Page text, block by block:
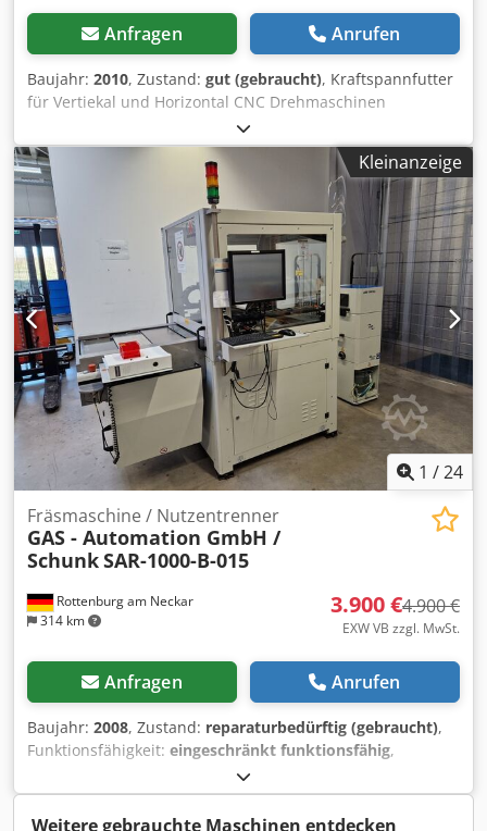
Anfragen Anrufen
Baujahr: 2010, Zustand: gut (gebraucht), Kraftspannfutter
für Vertiekal und Horizontal CNC Drehmaschinen
Fabr.SCHUNK Type:ROTA NCO260 Bj.2010 Durchmesser
260 mm mit Zwischenflansch Durchmesser 220 mm
Spindelnase im Flasch DIN 55028 / A6 Gewinde im
Zugstange M24 N max: 4500 U/min Im Gutem Zustand.
2.Stück Vorhanden Preis ist für 1.Stück . Dkodpoikzy Defx
Agfer
Kleinanzeige
1 /24
Rottenburg am Neckar
314 km
Fräsmaschine / Nutzentrenner
GAS - Automation GmbH /
SchunkSAR-1000-B-015
3.900 €4.900 €
EXW VB zzgl. MwSt.
Anfragen Anrufen
Baujahr: 2008, Zustand: reparaturbedürftig (gebraucht),
Funktionsfähigkeit: eingeschränkt funktionsfähig,
Maschinen-/Fahrzeugnummer:
1000-B-015 inkl. Zubehör: Absaugung ULT ASD 300 Ex,
Betriebsanleitung kann als PDF zugesendet werden
Weitere gebrauchte Maschinen entdecken